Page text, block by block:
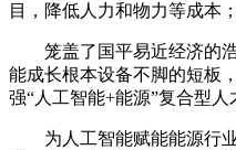
目，降低人力和物力等成本
笼盖了国平易近经济的浩
能成长根本设备不脚的短板
强“人工智能+能源”复合型人
为人工智能赋能能源行业